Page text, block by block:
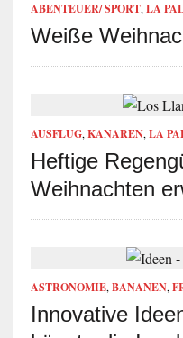
ABENTEUER/ SPORT,LA
Weiße
AUSFLUG,KANAREN,LA
Heftige
Weihnachten
ASTRONOMIE,BANANEN,
Innovative